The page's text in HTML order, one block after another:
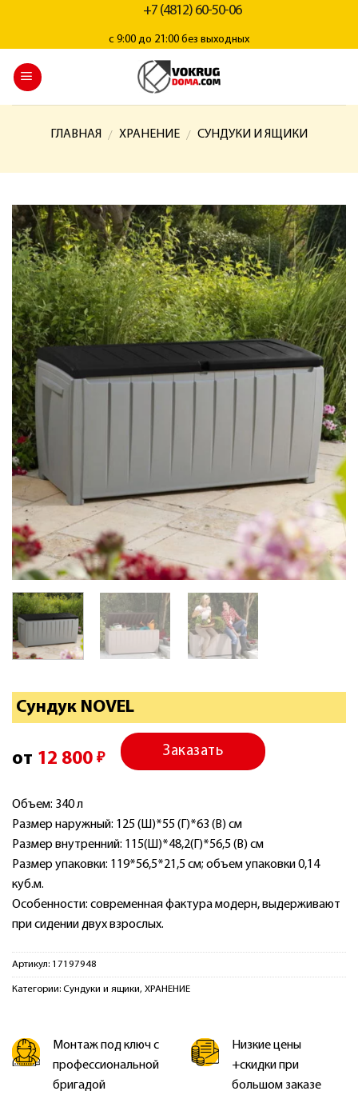
+7 (4812) 60-50-06
с 9:00 до 21:00 без выходных
ГЛАВНАЯ / ХРАНЕНИЕ / СУНДУКИ И ЯЩИКИ
Сундук NOVEL
от 12 800 ₽
Заказать
Объем: 340 л
Размер наружный: 125 (Ш)*55 (Г)*63 (В) см
Размер внутренний: 115(Ш)*48,2(Г)*56,5 (В) см
Размер упаковки: 119*56,5*21,5 см; объем упаковки 0,14
куб.м.
Особенности: современная фактура модерн, выдерживают
при сидении двух взрослых.
Артикул: 17197948
Категории: Сундуки и ящики, ХРАНЕНИЕ
Монтаж под ключ с
профессиональной
бригадой
Низкие цены
+скидки при
большом заказе